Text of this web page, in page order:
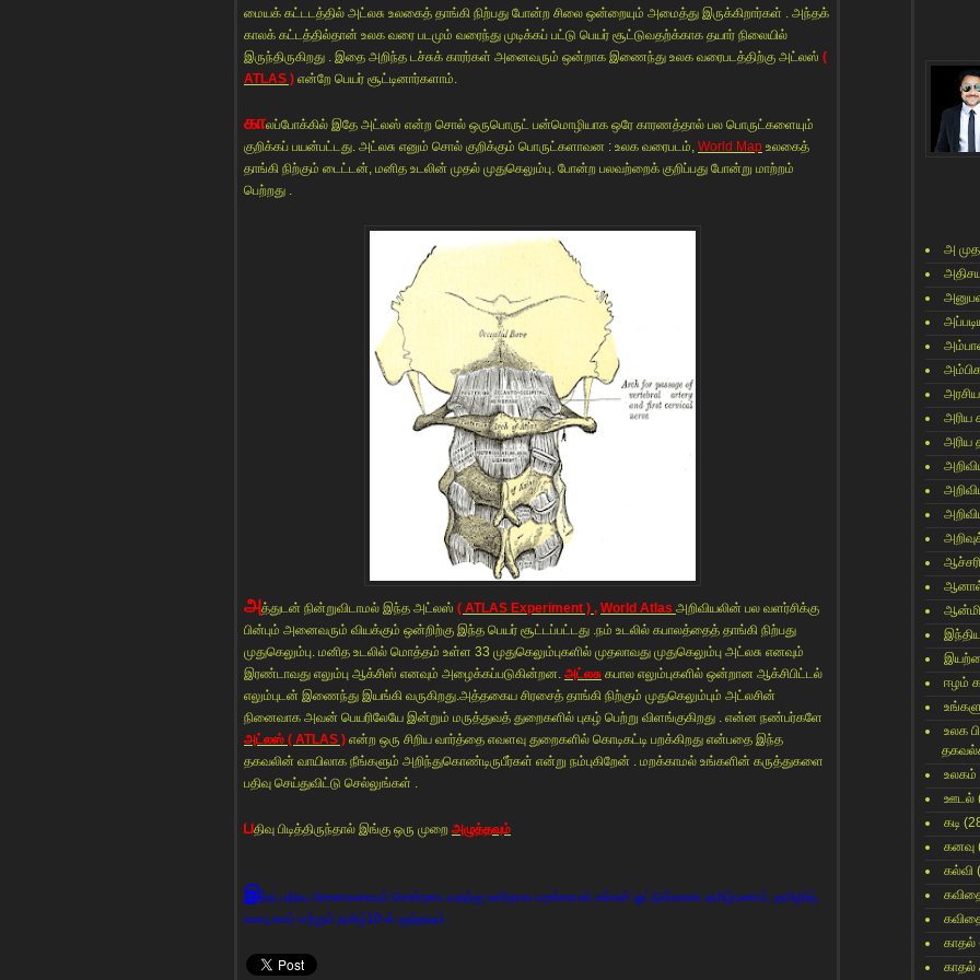
மையக் கட்டடத்தில் அட்லசு உலகைத் தாங்கி நிற்பது போன்ற சிலை ஒன்றையும் அமைத்து இருக்கிறார்கள் . அந்தக்
காலக் கட்டத்தில்தான் உலக வரை படமும் வரைந்து முடிக்கப் பட்டு பெயர் சூட்டுவதற்க்காக தயார் நிலையில்
இருந்திருகிறது . இதை அறிந்த டச்சுக் காரர்கள் அனைவரும் ஒன்றாக இணைந்து உலக வரைபடத்திற்கு அட்லஸ் (
ATLAS ) என்றே பெயர் சூட்டினார்களாம்.
காலப்போக்கில் இதே அட்லஸ் என்ற சொல் ஒருபொருட் பன்மொழியாக ஒரே காரணத்தால் பல பொருட்களையும்
குறிக்கப் பயன்பட்டது. அட்லசு எனும் சொல் குறிக்கும் பொருட்களாவன : உலக வரைபடம், World Map உலகைத்
தாங்கி நிற்கும் டைட்டன், மனித உடலின் முதல் முதுகெலும்பு. போன்ற பலவற்றைக் குறிப்பது போன்று மாற்றம்
பெற்றது .
அத்துடன் நின்றுவிடாமல் இந்த அட்லஸ் ( ATLAS Experiment ) , World Atlas அறிவியலின் பல வளர்சிக்கு
பின்பும் அனைவரும் வியக்கும் ஒன்றிற்கு இந்த பெயர் சூட்டப்பட்டது .நம் உடலில் கபாலத்தைத் தாங்கி நிற்பது
முதுகெலும்பு. மனித உடலில் மொத்தம் உள்ள 33 முதுகெலும்புகளில் முதலாவது முதுகெலும்பு அட்லசு எனவும்
இரண்டாவது எலும்பு ஆக்சிஸ் எனவும் அழைக்கப்படுகின்றன. அட்லசு கபால எலும்புகளில் ஒன்றான ஆக்சிபிட்டல்
எலும்புடன் இணைந்து இயங்கி வருகிறது.அத்தகைய சிரசைத் தாங்கி நிற்கும் முதுகெலும்பும் அட்லசின்
நினைவாக அவன் பெயரிலேயே இன்றும் மருத்துவத் துறைகளில் புகழ் பெற்று விளங்குகிறது . என்ன நண்பர்களே
அட்லஸ் ( ATLAS ) என்ற ஒரு சிறிய வார்த்தை எவளவு துறைகளில் கொடிகட்டி பறக்கிறது என்பதை இந்த
தகவலின் வாயிலாக நீங்களும் அறிந்துகொண்டிருபீர்கள் என்று நம்புகிறேன் . மறக்காமல் உங்களின் கருத்துகளை
பதிவு செய்துவிட்டு செல்லுங்கள் .
பதிவு பிடித்திருந்தால் இங்கு ஒரு முறை அழுத்தவும்
இந்த பதிவு அனைவரையும் சென்றடைவதற்கு எளிதாக மறக்காமல் உங்கள் ஓட்டுக்களை தமிழ்மணம், தமிழிஷ்,
உலவு.காம் மற்றும் தமிழ்10-ல் குத்தவும்.
அ
அரிய
ஈழம்
உலக
உலகம்
ஊடல்
கடி
கனவு
கல்வி
காதல்
காதல்